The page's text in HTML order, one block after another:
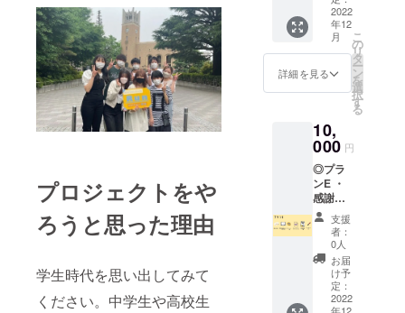
プロジェクトをや
ろうと思った理由
学生時代を思い出してみて
ください。中学生や高校生
をご覧
の上、
記入漏
れがあ
りませ
致しま
す。 ※
ご連絡
の付き
やすい
メール
アドレ
スのご
記入を
お願い
致しま
す。
てお申
し込み
の際、
備考欄
にご記
なりま
す。 ※
支援
時、必
ず備考
欄に掲
載を希
望され
るお名
前をご
記入く
ださ
い。 ※
ルクリ
アファ
イル ・
Runオ
リジナ
ルス
テッ
早稲田
祭にて
販売予
定の雑
誌
「Run
Magazi
ne」へ
のお名
前の掲
載 ・完
成雑誌
2022
年12
月
詳細を見る
こ
の
リ
タ
ー
ン
を
選
択
す
る
10,
000 円
◎プラ
ンE ・
感謝の
お手紙
（手書
き）送
付 ・
Runオ
リジナ
ルクリ
支援
者：
0人
お届
け予
定：
2022